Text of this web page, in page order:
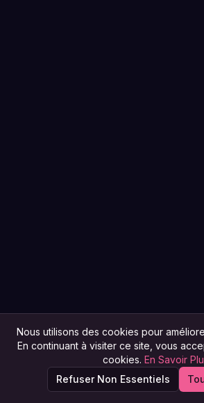
Nous utilisons des cookies pour
En continuant à visiter ce site, vous
cookies. En Savoir
Refuser Non Essentiels